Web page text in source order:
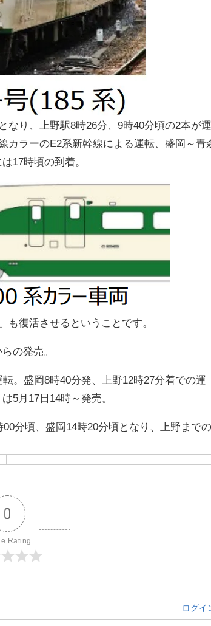
なり、上野駅8時26分、9時40分頃の2本が
カラーのE2系新幹線による運転、盛岡～青
17時頃の到着。
も復活させるということです。
の発売。
。盛岡8時40分発、上野12時27分着での運
5月17日14時～発売。
分頃、盛岡14時20分頃となり、上野まで
0
Rating
ログイ